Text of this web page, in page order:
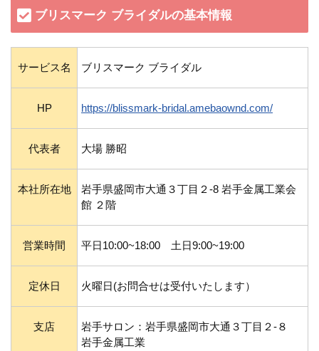
ブリスマーク ブライダルの基本情報
サービス名 ブリスマーク ブライダル
HP https://blissmark-bridal.amebaownd.com/
代表者 大場 勝昭
本社所在地
岩手県盛岡市大通３丁目２-8 岩手金属工業会
館 ２階
営業時間 平日10:00~18:00 土日9:00~19:00
定休日 火曜日(お問合せは受付いたします）
支店
岩手サロン：岩手県盛岡市大通３丁目２-８
岩手金属工業